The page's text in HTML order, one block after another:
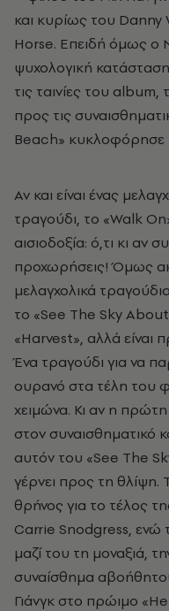
και κυρίως του
Horse. Επειδή όμως ο
ψυχολογική κατάσταση
τις ταινίες του
προς τις
Beach» κυκλοφόρησε
Αν και είναι ένας
τραγούδι, το «Walk
αισιοδοξία: ό,τι κι αν
προχωρήσεις! Όμως
μελαγχολικά
το «See The Sky About
«Harvest», αλλά είναι
Ένα τραγούδι για να
ουρανό στα τέλη του
χειμώνα. Κι αν η
στον συναισθηματικό
αυτόν του «See The
γέρνει προς τη θλίψη.
θρήνος για το τέλος
Carrie Snodgress, ενώ
μαζί του τη μοναξιά,
συναίσθημα
Γιάνγκ στο πρώιμο